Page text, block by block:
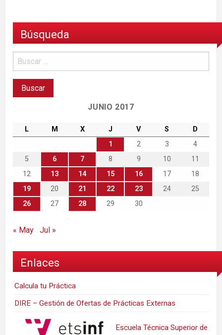
Búsqueda
JUNIO 2017
L M X J V S
D
1
2 3
4
5
6 7 8 9 10
11
12
13 14 15 16 17
18
19
20 21 22 23 24
25
26
27 28 29 30
« May Jul »
Enlaces
Calcula tu Práctica
DIRE – Gestión de Ofertas de Prácticas Externas
Escuela Técnica Superior de